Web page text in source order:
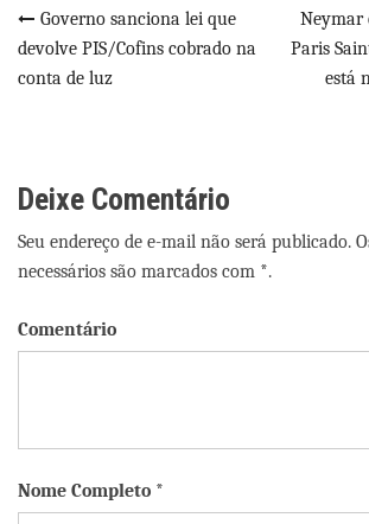
Navegação
de
Governo sanciona lei que
devolve PIS/Cofins cobrado na
conta de luz
Neymar
Paris
está
Deixe Comentário
Seu endereço de e-mail não será publicado.
necessários são marcados com *.
Comentário
Nome Completo *